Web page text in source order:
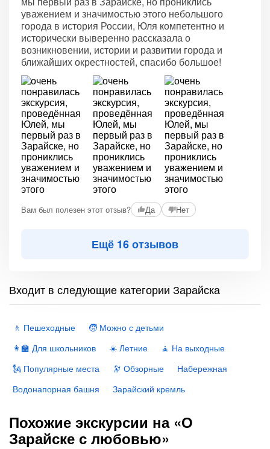
уважением и значимостью этого небольшого
города в история России, Юля компетентно и
исторически выверенно рассказала о
возникновении, истории и развитии города и
ближайших окрестностей, спасибо большое!
Вам был полезен этот отзыв? Да Нет
Ещё 16 отзывов
Входит в следующие категории Зарайска
🚶 Пешеходные
🧒 Можно с детьми
👩‍🏫 Для школьников
☀️ Летние
🧘 На выходные
🗽 Популярные места
🔭 Обзорные
Набережная
Водонапорная башня
Зарайский кремль
Похожие экскурсии на «О
Зарайске с любовью»